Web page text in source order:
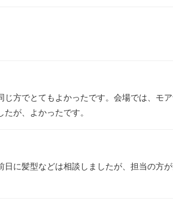
方でとてもよかったです。会場では、モア
が、よかったです。
日に髪型などは相談しましたが、担当の方